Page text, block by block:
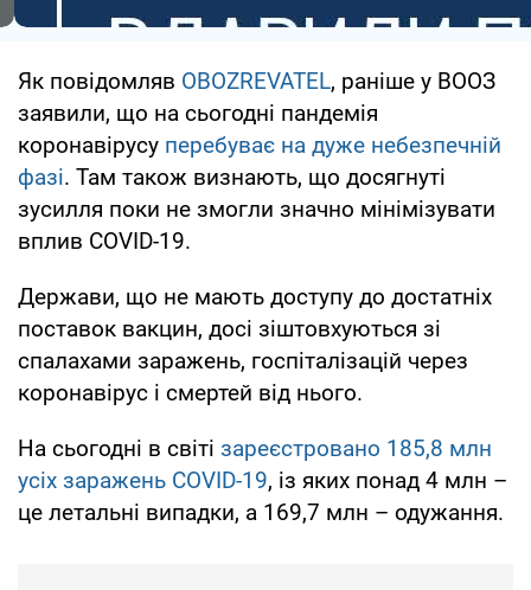
Як повідомляв OBOZREVATEL, раніше у ВООЗ
заявили, що на сьогодні пандемія
коронавірусу перебуває на дуже небезпечній
фазі. Там також визнають, що досягнуті
зусилля поки не змогли значно мінімізувати
вплив COVID-19.
Держави, що не мають доступу до достатніх
поставок вакцин, досі зіштовхуються зі
спалахами заражень, госпіталізацій через
коронавірус і смертей від нього.
На сьогодні в світі зареєстровано 185,8 млн
усіх заражень COVID-19, із яких понад 4 млн –
це летальні випадки, а 169,7 млн – одужання.